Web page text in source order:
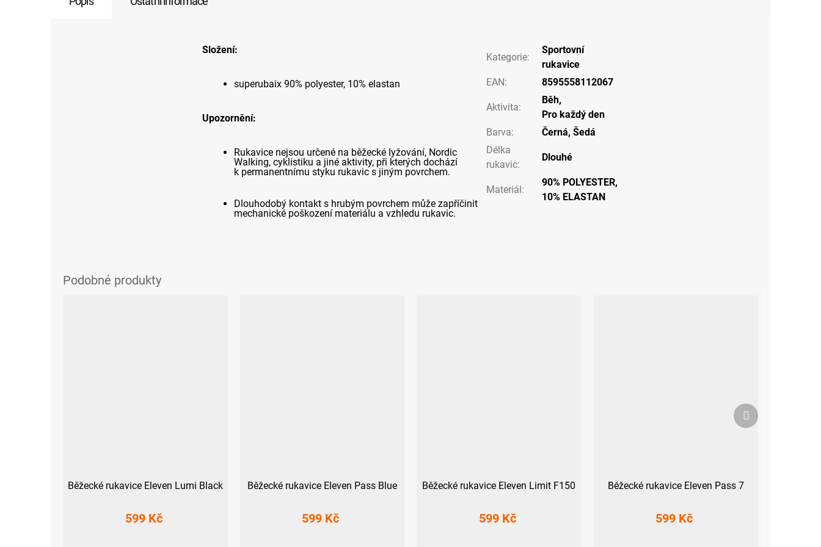
Složení:
superubaix 90% polyester, 10% elastan
Upozornění:
Rukavice nejsou určené na běžecké lyžování, Nordic
Walking, cyklistiku a jiné aktivity, při kterých dochází
k permanentnímu styku rukavic s jiným povrchem.
Dlouhodobý kontakt s hrubým povrchem může zapříčinit
mechanické poškození materiálu a vzhledu rukavic.
Kategorie:
Sportovní
rukavice
EAN: 8595558112067
Aktivita:
Běh,
Pro každý den
Barva: Černá, Šedá
Délka
rukavic:
Dlouhé
Materiál:
90% POLYESTER,
10% ELASTAN
Běžecké rukavice Eleven Lumi Black
599 Kč
Běžecké rukavice Eleven Pass Blue
599 Kč
Běžecké rukavice Eleven Limit F150
599 Kč
Běžecké rukavice Eleven Pass 7
599 Kč
Další
produkt